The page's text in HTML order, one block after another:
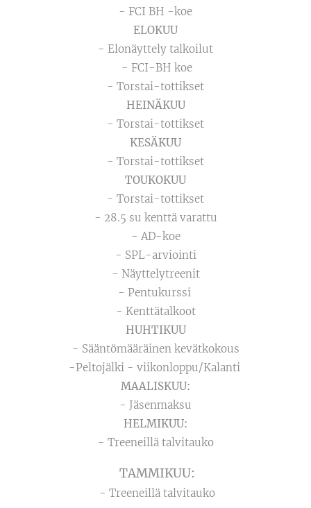
- FCI BH -koe
ELOKUU
- Elonäyttely talkoilut
- FCI-BH koe
- Torstai-tottikset
HEINÄKUU
- Torstai-tottikset
KESÄKUU
- Torstai-tottikset
TOUKOKUU
- Torstai-tottikset
- 28.5 su kenttä varattu
- AD-koe
- SPL-arviointi
- Näyttelytreenit
- Pentukurssi
- Kenttätalkoot
HUHTIKUU
- Sääntömääräinen kevätkokous
-Peltojälki - viikonloppu/Kalanti
MAALISKUU:
- Jäsenmaksu
HELMIKUU:
- Treeneillä talvitauko
TAMMIKUU:
- Treeneillä talvitauko